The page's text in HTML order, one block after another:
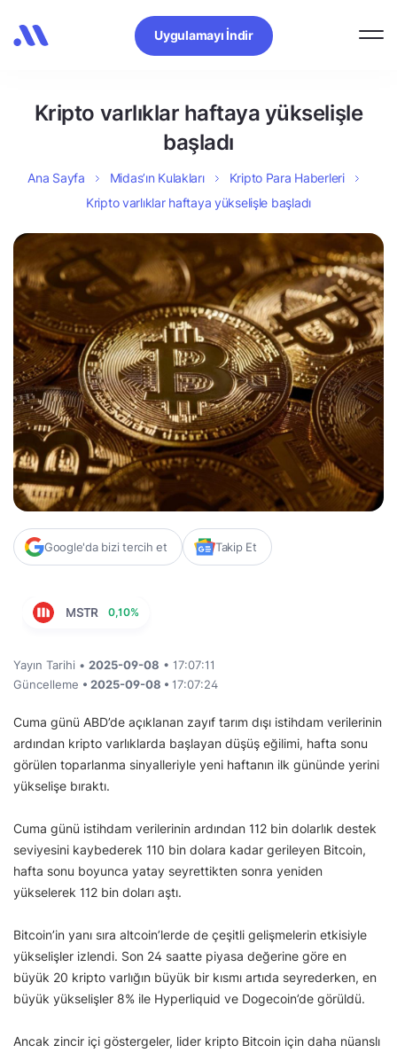
Uygulamayı İndir
Kripto varlıklar haftaya yükselişle
başladı
Ana Sayfa Midas’ın Kulakları
Kripto Para Haberleri
Kripto varlıklar haftaya yükselişle başladı
Google'da bizi tercih et Takip Et
MSTR 0,10%
Yayın Tarihi • 2025-09-08 • 17:07:11
Güncelleme • 2025-09-08 • 17:07:24
Cuma günü ABD’de açıklanan zayıf tarım dışı istihdam verilerinin
ardından kripto varlıklarda başlayan düşüş eğilimi, hafta sonu
görülen toparlanma sinyalleriyle yeni haftanın ilk gününde yerini
yükselişe bıraktı.
Cuma günü istihdam verilerinin ardından 112 bin dolarlık destek
seviyesini kaybederek 110 bin dolara kadar gerileyen Bitcoin,
hafta sonu boyunca yatay seyrettikten sonra yeniden
yükselerek 112 bin doları aştı.
Bitcoin’in yanı sıra altcoin’lerde de çeşitli gelişmelerin etkisiyle
yükselişler izlendi. Son 24 saatte piyasa değerine göre en
büyük 20 kripto varlığın büyük bir kısmı artıda seyrederken, en
büyük yükselişler 8% ile Hyperliquid ve Dogecoin’de görüldü.
Ancak zincir içi göstergeler, lider kripto Bitcoin için daha nüanslı